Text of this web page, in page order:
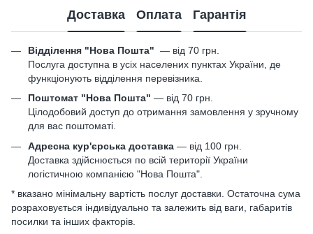
Доставка Оплата Гарантія
Відділення "Нова Пошта" — від 70 грн.
Послуга доступна в усіх населених пунктах України, де
функціонують відділення перевізника.
Поштомат "Нова Пошта" — від 70 грн.
Цілодобовий доступ до отримання замовлення у зручному
для вас поштоматі.
Адресна кур'єрська доставка — від 100 грн.
Доставка здійснюється по всій території України
логістичною компанією "Нова Пошта".
* вказано мінімальну вартість послуг доставки. Остаточна сума
розраховується індивідуально та залежить від ваги, габаритів
посилки та інших факторів.